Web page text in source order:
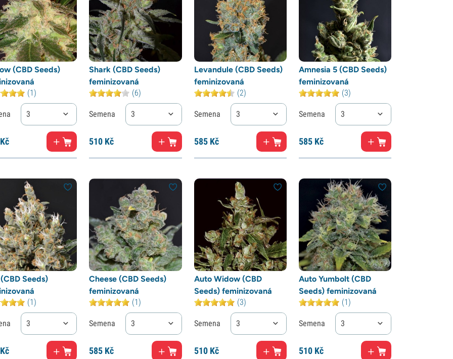
(CBD Seeds)
(1)
3
Kč
Shark (CBD Seeds)
feminizovaná
(6)
Semena 3
510 Kč
Levandule (CBD Seeds)
feminizovaná
(2)
Semena 3
585Kč
Amnesia 5 (CBD Seeds)
feminizovaná
(3)
Semena 3
585Kč
Seeds)
(1)
3
Kč
Cheese (CBD Seeds)
feminizovaná
(1)
Semena 3
585 Kč
Auto Widow (CBD
Seeds) feminizovaná
(3)
Semena 3
510Kč
Auto Yumbolt (CBD
Seeds) feminizovaná
(1)
Semena 3
510Kč